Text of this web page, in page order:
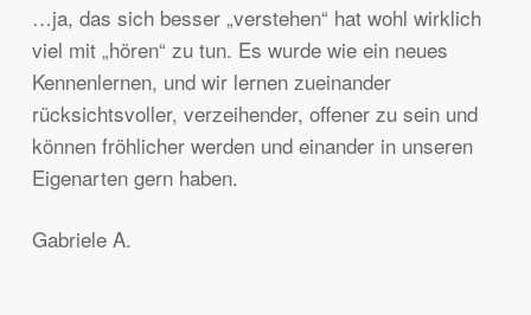
…ja, das sich besser „verstehen“ hat wohl wirklich
viel mit „hören“ zu tun. Es wurde wie ein neues
Kennenlernen, und wir lernen zueinander
rücksichtsvoller, verzeihender, offener zu sein und
können fröhlicher werden und einander in unseren
Eigenarten gern haben.
Gabriele A.